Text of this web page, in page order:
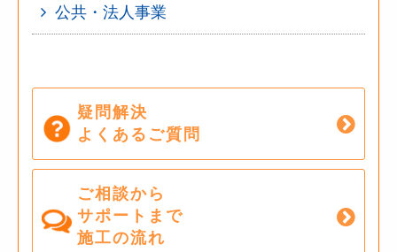
公共・法人事業
疑問解決
よくあるご質問
ご相談から
サポートまで
施工の流れ